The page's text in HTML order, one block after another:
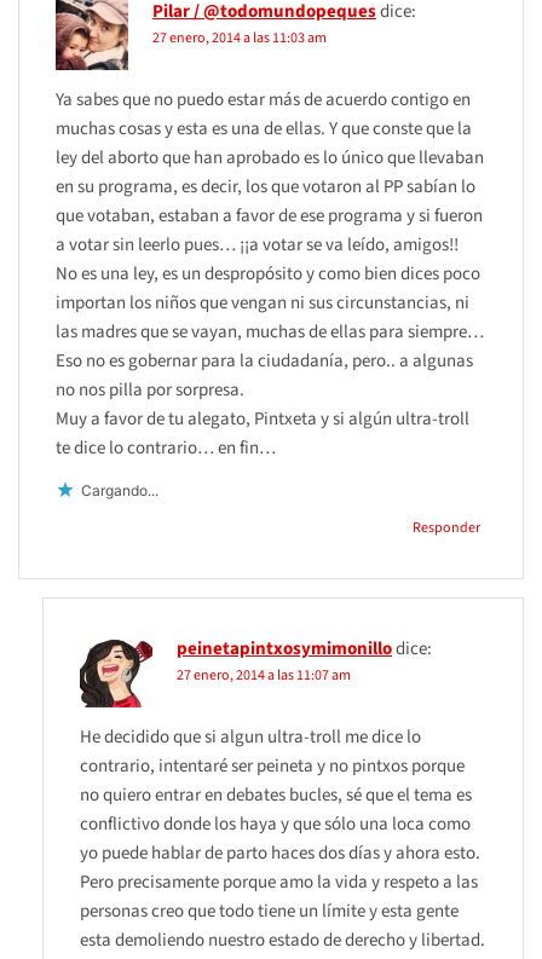
Pilar / @todomundopequesdice:
27 enero, 2014 a las 11:03 am
Ya sabes que no puedo estar más de acuerdo contigo en
muchas cosas y esta es una de ellas. Y que conste que la
ley del aborto que han aprobado es lo único que llevaban
en su programa, es decir, los que votaron al PP sabían lo
que votaban, estaban a favor de ese programa y si fueron
a votar sin leerlo pues… ¡¡a votar se va leído, amigos!!
No es una ley, es un despropósito y como bien dices poco
importan los niños que vengan ni sus circunstancias, ni
las madres que se vayan, muchas de ellas para siempre…
Eso no es gobernar para la ciudadanía, pero.. a algunas
no nos pilla por sorpresa.
Muy a favor de tu alegato, Pintxeta y si algún ultra-troll
te dice lo contrario… en fin…
Cargando...
Responder
peinetapintxosymimonillodice:
27 enero, 2014 a las 11:07 am
He decidido que si algun ultra-troll me dice lo
contrario, intentaré ser peineta y no pintxos porque
no quiero entrar en debates bucles, sé que el tema es
conflictivo donde los haya y que sólo una loca como
yo puede hablar de parto haces dos días y ahora esto.
Pero precisamente porque amo la vida y respeto a las
personas creo que todo tiene un límite y esta gente
esta demoliendo nuestro estado de derecho y libertad.